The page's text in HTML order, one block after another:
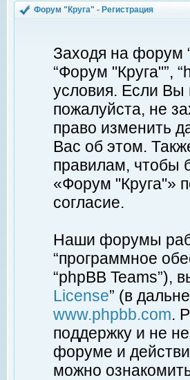
Форум "Круга" - Регистрация
Заходя на форум
“Форум "Круга"”,
условия. Если Вы
пожалуйста, не
право изменить
Вас об этом.
правилам, чтобы
«Форум "Круга"»
согласие.
Наши форумы
“программное
“phpBB Teams”),
License” (в
www.phpbb.com.
поддержку и не
форуме и
можно